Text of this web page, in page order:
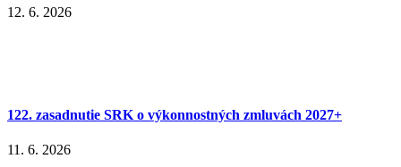
12. 6. 2026
122. zasadnutie SRK o výkonnostných zmluvách 2027+
11. 6. 2026